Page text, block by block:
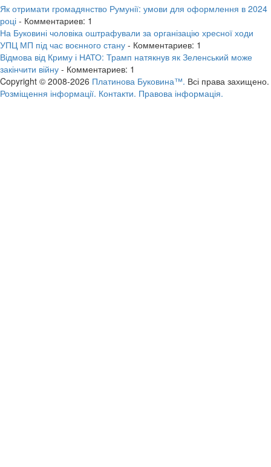
Як отримати громадянство Румунії: умови для оформлення в 2024
році - Комментариев: 1
На Буковині чоловіка оштрафували за організацію хресної ходи
УПЦ МП під час воєнного стану - Комментариев: 1
Відмова від Криму і НАТО: Трамп натякнув як Зеленський може
закінчити війну - Комментариев: 1
Copyright © 2008-2026 Платинова Буковина™. Всі права захищено.
Розміщення інформації. Контакти. Правова інформація.